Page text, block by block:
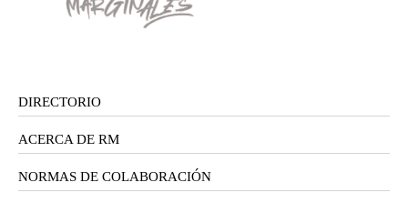
DIRECTORIO
ACERCA DE RM
NORMAS DE COLABORACIÓN